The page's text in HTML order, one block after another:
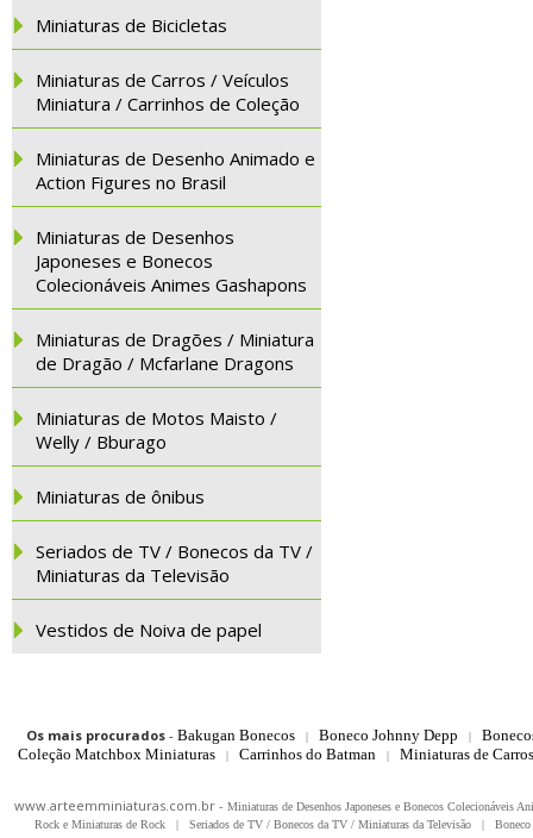
Miniaturas de Bicicletas
Miniaturas de Carros / Veículos
Miniatura / Carrinhos de Coleção
Miniaturas de Desenho Animado e
Action Figures no Brasil
Miniaturas de Desenhos
Japoneses e Bonecos
Colecionáveis Animes Gashapons
Miniaturas de Dragões / Miniatura
de Dragão / Mcfarlane Dragons
Miniaturas de Motos Maisto /
Welly / Bburago
Miniaturas de ônibus
Seriados de TV / Bonecos da TV /
Miniaturas da Televisão
Vestidos de Noiva de papel
Os mais procurados- Bakugan Bonecos | Boneco Johnny Depp |
Coleção Matchbox Miniaturas
| Carrinhos do Batman | Miniaturas de
www.arteemminiaturas.com.br - Miniaturas de Desenhos Japoneses e Bonecos Colecionáveis
Rock e Miniaturas de Rock
| Seriados de TV / Bonecos da TV / Miniaturas da Televisão |